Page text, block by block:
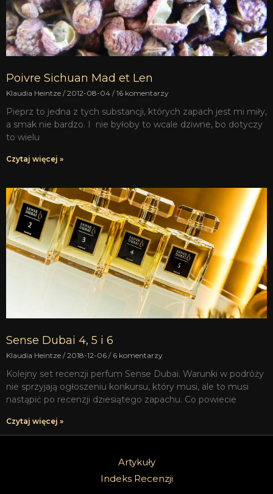
Poivre Sichuan Mad et Len
Klaudia Heintze 2012-08-04 16 komentarzy
Pieprz to jedna z tych substancji, których zapach jest mi miły,
a smak nie bardzo. I nie byłoby to wcale dziwne, bo dotyczy
to wielu
Czytaj więcej »
Sense Dubai 4, 5 i 6
Klaudia Heintze 2018-12-06 6 komentarzy
Kolejny set recenzji perfum Sense Dubai. Warunki w podróży
nie sprzyjają ogłoszeniu konkursu, który musi, ale to musi
nastąpić po recenzji dziesiątego zapachu. Co powiecie
Czytaj więcej »
Artykuły
Indeks Recenzji